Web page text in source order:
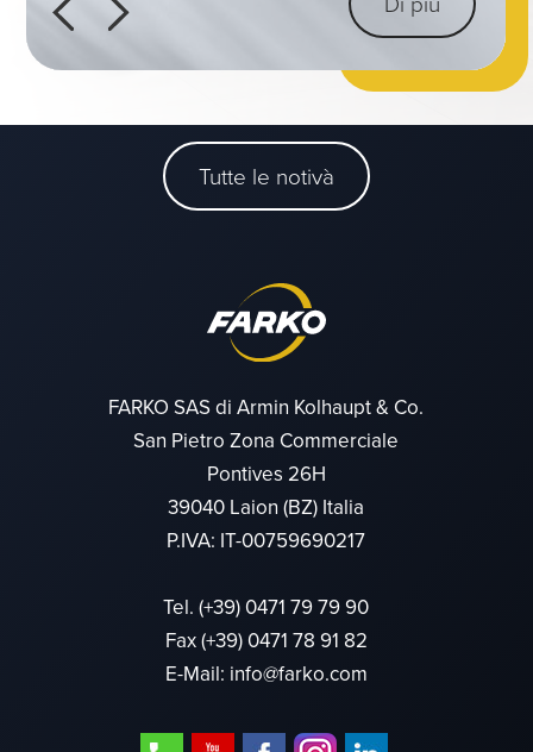
Tutte le notivà
FARKO SAS di Armin Kolhaupt & Co.
San Pietro Zona Commerciale
Pontives 26H
39040 Laion (BZ) Italia
P.IVA: IT-00759690217
Tel.(+39) 0471 79 79 90
Fax (+39) 0471 78 91 82
E-Mail: info@farko.com